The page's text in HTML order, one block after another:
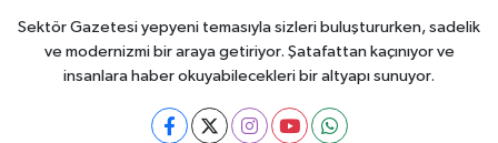
Sektör Gazetesi yepyeni temasıyla sizleri buluştururken, sadelik
ve modernizmi bir araya getiriyor. Şatafattan kaçınıyor ve
insanlara haber okuyabilecekleri bir altyapı sunuyor.